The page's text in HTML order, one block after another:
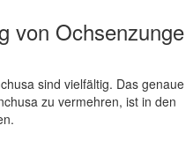
von Ochsenzunge
sind vielfältig. Das genaue
zu vermehren, ist in den